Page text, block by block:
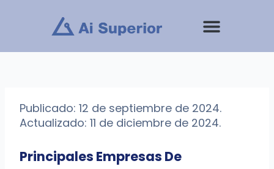
Publicado: 12 de septiembre de 2024.
Actualizado: 11 de diciembre de 2024.
Principales Empresas De